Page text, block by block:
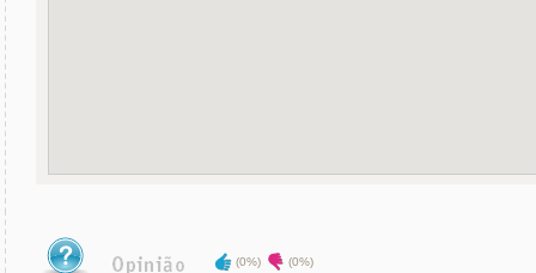
(0%) (0%)